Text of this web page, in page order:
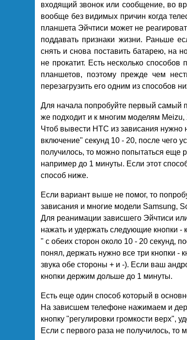
входящий звонок или сообщение, во
вообще без видимых причин когда
планшета Эйчтиси может не
поддавать признаки жизни. Раньше
снять и снова поставить батарею, на
не прокатит. Есть несколько
планшетов, поэтому прежде чем
перезагрузить его одним из способов
Для начала попробуйте первый самый
же подходит и к многим моделям
Чтоб вывести HTC из зависания
включение" секунд 10 - 20, после чего
получилось, то можно попытаться еще
например до 1 минуты. Если этот
способ ниже.
Если вариант выше не помог, то
зависания и многие модели Samsung,
Для реанимации зависшего Эйчтиси
нажать и удержать следующие кнопки -
" с обеих сторон около 10 - 20 секунд,
понял, держать нужно все три кнопки -
звука обе стороны + и -). Если ваш
кнопки держим дольше до 1 минуты.
Есть еще один способ который в
На зависшем телефоне нажимаем и
кнопку "регулировки громкости верх",
Если с первого раза не получилось,